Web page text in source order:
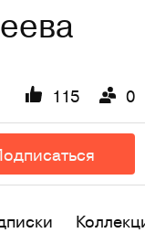
115 0